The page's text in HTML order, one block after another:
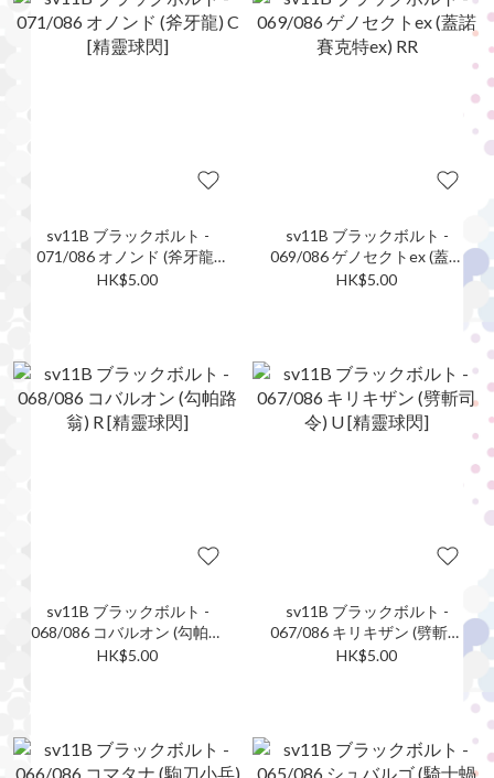
sv11B ブラックボルト -
071/086 オノンド (斧牙龍)
C [精靈球閃]
HK$5.00
sv11B ブラックボルト -
069/086 ゲノセクトex (蓋諾
賽克特ex) RR
HK$5.00
sv11B ブラックボルト -
068/086 コバルオン (勾帕路
翁) R [精靈球閃]
HK$5.00
sv11B ブラックボルト -
067/086 キリキザン (劈斬司
令) U [精靈球閃]
HK$5.00